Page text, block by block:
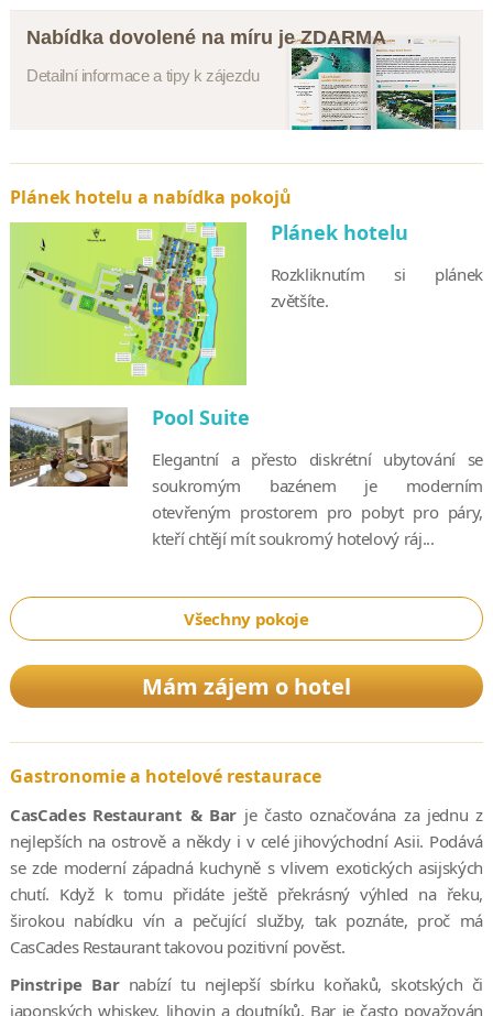
Nabídka dovolené na míru je ZDARMA
Detailní informace a tipy k zájezdu
Plánek hotelu a nabídka pokojů
Plánek hotelu
Rozkliknutím si plánek
zvětšíte.
Pool Suite
Elegantní a přesto diskrétní ubytování se
soukromým bazénem je moderním
otevřeným prostorem pro pobyt pro páry,
kteří chtějí mít soukromý hotelový ráj...
Všechny pokoje
Mám zájem o hotel
Gastronomie a hotelové restaurace
CasCades Restaurant & Bar je často označována za jednu z
nejlepších na ostrově a někdy i v celé jihovýchodní Asii. Podává
se zde moderní západná kuchyně s vlivem exotických asijských
chutí. Když k tomu přidáte ještě překrásný výhled na řeku,
širokou nabídku vín a pečující služby, tak poznáte, proč má
CasCades Restaurant takovou pozitivní pověst.
Pinstripe Barnabízí tu nejlepší sbírku koňaků, skotských či
japonských whiskey, lihovin a doutníků. Bar je často považován